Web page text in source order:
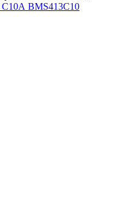
BMS413C10